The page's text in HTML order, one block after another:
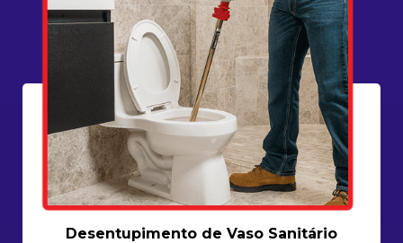
Desentupimento de Vaso Sanitário